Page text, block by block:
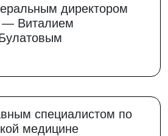
директором
— Виталием
специалистом по
медицине